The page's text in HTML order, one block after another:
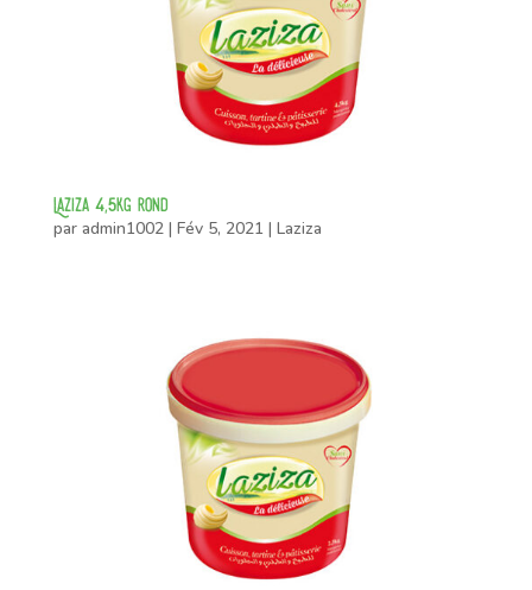
Laziza 4,5kg rond
par admin1002| Fév 5, 2021 | Laziza